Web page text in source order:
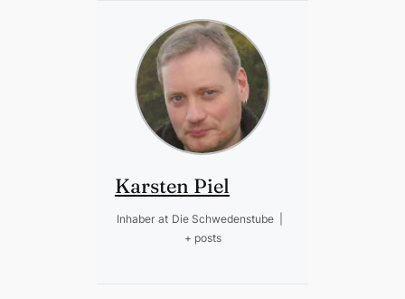
Karsten Piel
Inhaber at Die Schwedenstube
+ posts